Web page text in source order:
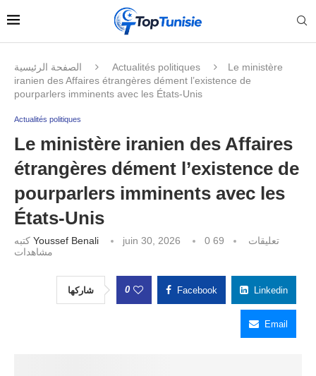
الصفحة الرئيسية Actualités politiques
Le ministère
iranien des Affaires étrangères dément l’existence de
pourparlers imminents avec les États-Unis
Actualités politiques
Le ministère iranien des Affaires
étrangères dément l’existence de
pourparlers imminents avec les
États-Unis
Youssef Benali juin 30, 2026 0 تعليقات
69
مشاهدات
شاركها 0 Facebook Linkedin
Email